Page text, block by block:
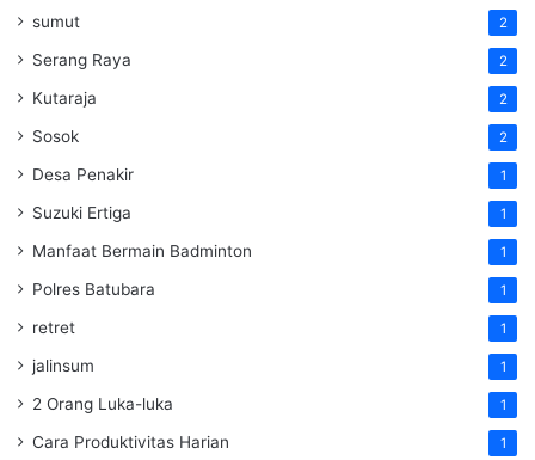
sumut 2
Serang Raya 2
Kutaraja 2
Sosok 2
Desa Penakir 1
Suzuki Ertiga 1
Manfaat Bermain Badminton 1
Polres Batubara 1
retret 1
jalinsum 1
2 Orang Luka-luka 1
Cara Produktivitas Harian 1